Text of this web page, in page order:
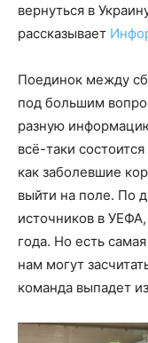
вернуться в
рассказывает
Поединок между
под большим
разную
всё-таки
как заболевшие
выйти на поле. По
источников в
года. Но есть
нам могут
команда выпадет